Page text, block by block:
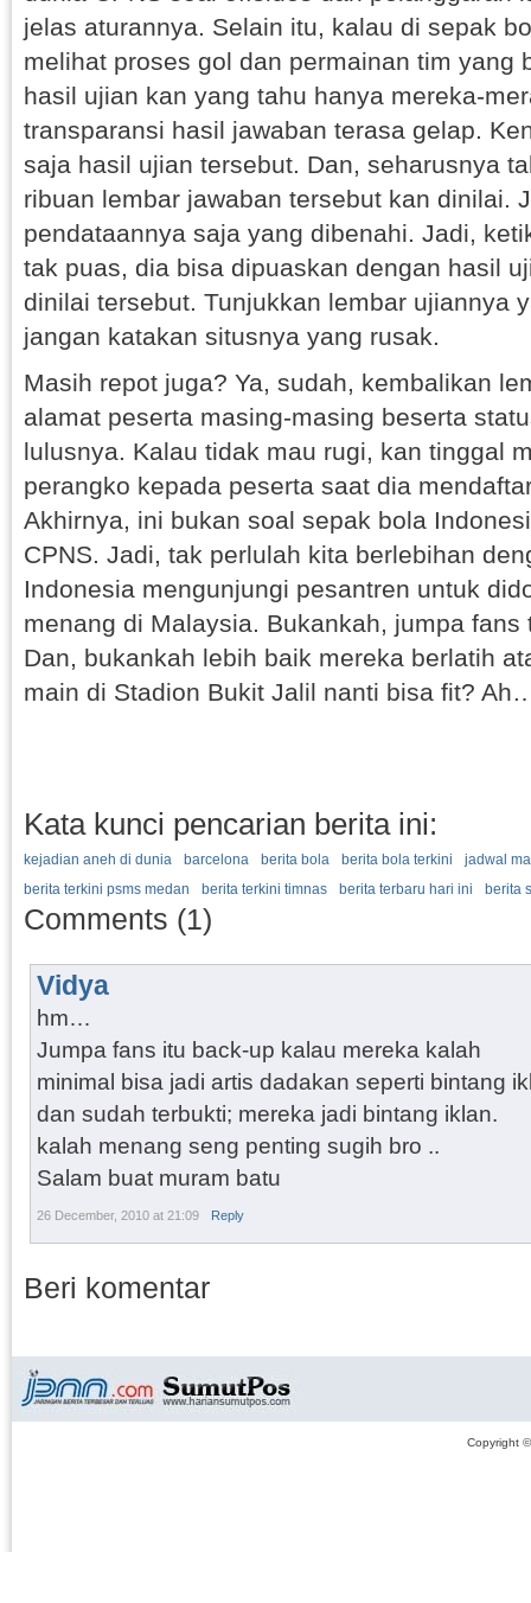
jelas aturannya. Selain itu, kalau di sepak
melihat proses gol dan permainan tim yang
hasil ujian kan yang tahu hanya mereka-
transparansi hasil jawaban terasa gelap.
saja hasil ujian tersebut. Dan, seharusnya
ribuan lembar jawaban tersebut kan dinilai.
pendataannya saja yang dibenahi. Jadi,
tak puas, dia bisa dipuaskan dengan hasil
dinilai tersebut. Tunjukkan lembar ujiannya
jangan katakan situsnya yang rusak.
Masih repot juga? Ya, sudah, kembalikan
alamat peserta masing-masing beserta
lulusnya. Kalau tidak mau rugi, kan tinggal
perangko kepada peserta saat dia
Akhirnya, ini bukan soal sepak bola
CPNS. Jadi, tak perlulah kita berlebihan
Indonesia mengunjungi pesantren untuk
menang di Malaysia. Bukankah, jumpa
Dan, bukankah lebih baik mereka berlatih
main di Stadion Bukit Jalil nanti bisa fit?
Kata kunci pencarian berita ini:
kejadian aneh di dunia barcelona berita bola berita bola terkini
jadwal
berita terkini psms medan
berita terkini timnas berita terbaru hari ini berita
Comments (1)
Vidya
hm…
Jumpa fans itu back-up kalau mereka kalah
minimal bisa jadi artis dadakan seperti bintang
dan sudah terbukti; mereka jadi bintang iklan.
kalah menang seng penting sugih bro ..
Salam buat muram batu
26 December, 2010 at 21:09 Reply
Beri komentar
Copyright